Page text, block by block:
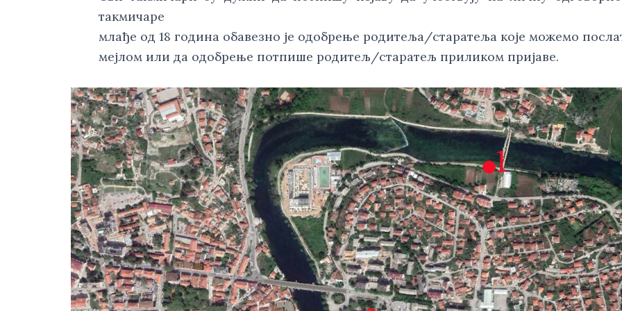
такмичаре
млађе од 18 година обавезно је одобрење родитеља/старатеља које можемо
мејлом или да одобрење потпише родитељ/старатељ приликом пријаве.